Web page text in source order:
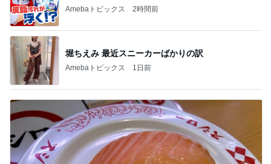
Amebaトピックス 2時間前
堀ちえみ 最近スニーカーばかりの訳
Amebaトピックス 1日前